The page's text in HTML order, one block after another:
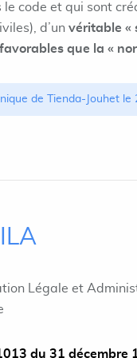
code et qui sont
d’un véritable «
que la «
de Tienda-Jouhet le
Légale et
du 31